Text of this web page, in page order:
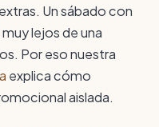
Un sábado con
lejos de una
Por eso nuestra
explica cómo
aislada.